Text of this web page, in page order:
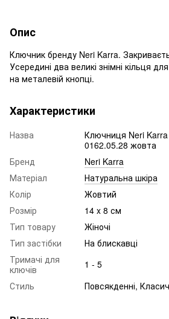
Опис
Ключник бренду Neri Karra.
Усередині два великі знімні кільця
на металевій кнопці.
Характеристики
Назва
Ключниця Neri Karra
0162.05.28 жовта
Бренд
Neri Karra
Матеріал
Натуральна шкіра
Колір
Жовтий
Розмір
14 x 8 см
Тип товару
Жіночі
Тип застібки
На блискавці
Тримачі для
ключів
1 - 5
Стиль
Повсякденні,